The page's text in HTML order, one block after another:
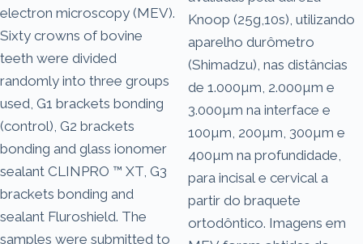
electron microscopy (MEV).
Sixty crowns of bovine
teeth were divided
randomly into three groups
used, G1 brackets bonding
(control), G2 brackets
bonding and glass ionomer
sealant CLINPRO ™ XT, G3
brackets bonding and
sealant Fluroshield. The
samples were submitted to
Knoop (25g,10s), utilizando
aparelho durômetro
(Shimadzu), nas distâncias
de 1.000µm, 2.000µm e
3.000µm na interface e
100µm, 200µm, 300µm e
400µm na profundidade,
para incisal e cervical a
partir do braquete
ortodôntico. Imagens em